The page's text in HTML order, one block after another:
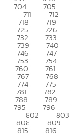
704 705
711 712
718 719
725 726
732 733
739 740
746 747
753 754
760 761
767 768
774 775
781 782
788 789
795 796
802 803
808 809
815 816